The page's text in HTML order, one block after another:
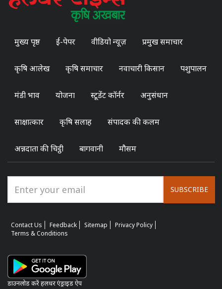
मुख्य पृष्ठ ई-पेपर वीडियो न्यूज़ प्रमुख समाचार
कृषि आलेख कृषि समाचार नवाचारी किसान पशुपालन
मंडी भाव योजना स्टूडेंट कॉर्नर अनुसंधान
साक्षात्कार कृषि सलाह संपादक की कलम
अन्नदाता की चिट्ठी बागवानी मौसम
SUBSCRIBE
Contact Us Feedback Sitemap
Privacy Policy
Terms & Conditions
डाउनलोड करें हलधर एंड्राइड ऐप